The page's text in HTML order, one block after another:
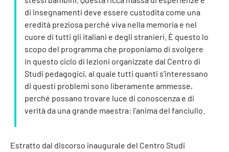
di insegnamenti deve essere custodita come una
eredità preziosa perché viva nella memoria e nel
cuore di tutti gli italiani e degli stranieri. È questo lo
scopo del programma che proponiamo di svolgere
in questo ciclo di lezioni organizzate dal Centro di
Studi pedagogici, al quale tutti quanti s’interessano
di questi problemi sono liberamente ammesse,
perché possano trovare luce di conoscenza e di
verità da una grande maestra: l’anima del fanciullo.
Estratto dal discorso inaugurale del Centro Studi